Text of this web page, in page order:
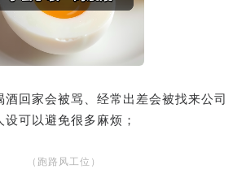
回家会被骂、经常出差会被找来公司
可以避免很多麻烦；
（跑路风工位）